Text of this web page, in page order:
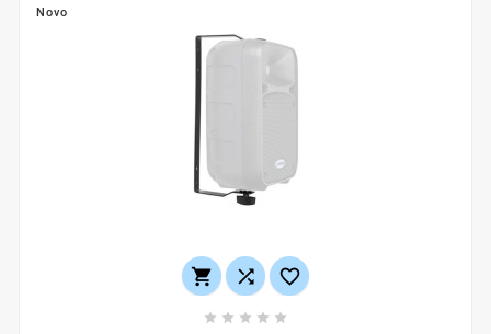
Novo
  
    